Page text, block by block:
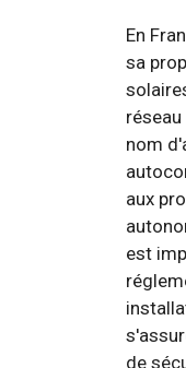
En
sa
réseau
nom
aux
est
de